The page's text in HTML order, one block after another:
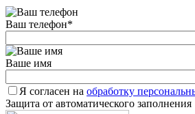
Ваш телефон*
Ваше имя
Я согласен на обработку
Защита от автоматического заполнения